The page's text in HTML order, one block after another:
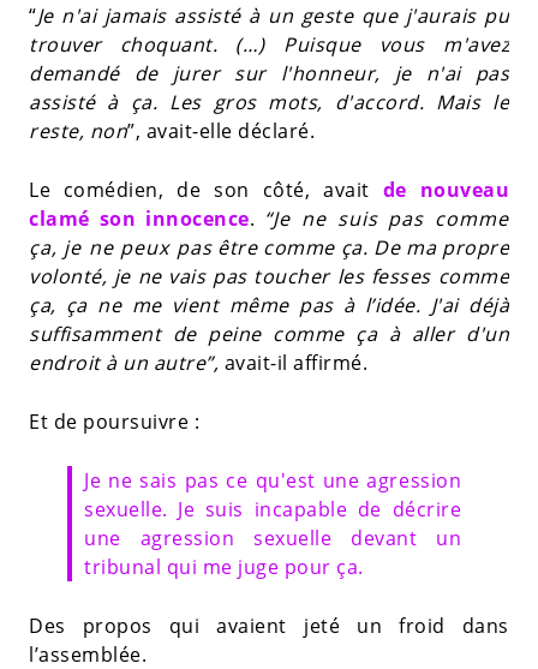
“Je n'ai jamais assisté à un geste que j'aurais pu
trouver choquant. (…) Puisque vous m'avez
demandé de jurer sur l'honneur, je n'ai pas
assisté à ça. Les gros mots, d'accord. Mais le
reste, non”, avait-elle déclaré.
Le comédien, de son côté, avait de nouveau
clamé son innocence. “Je ne suis pas comme
ça, je ne peux pas être comme ça. De ma propre
volonté, je ne vais pas toucher les fesses comme
ça, ça ne me vient même pas à l’idée. J'ai déjà
suffisamment de peine comme ça à aller d'un
endroit à un autre”, avait-il affirmé.
Et de poursuivre :
Je ne sais pas ce qu'est une agression
sexuelle. Je suis incapable de décrire
une agression sexuelle devant un
tribunal qui me juge pour ça.
Des propos qui avaient jeté un froid dans
l’assemblée.